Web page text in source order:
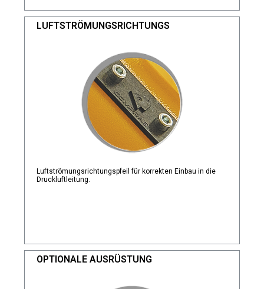
LUFTSTRÖMUNGSRICHTUNGS
Luftströmungsrichtungspfeil für korrekten Einbau in die
Druckluftleitung.
OPTIONALE AUSRÜSTUNG